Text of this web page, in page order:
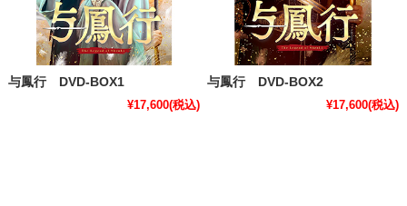
与鳳行 DVD-BOX1
¥17,600(税込)
与鳳行 DVD-BOX2
¥17,600(税込)